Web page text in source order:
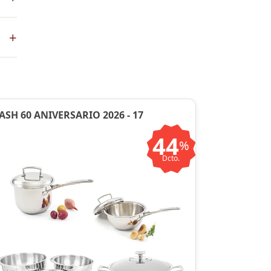
+
60 ANIVERSARIO 2026 - 17
44%
Dcto.